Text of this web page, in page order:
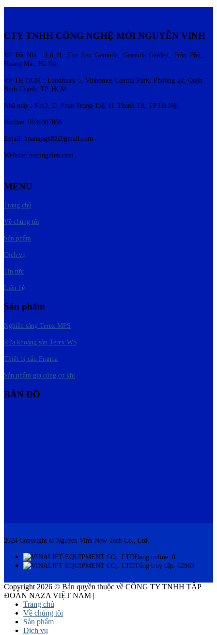
CTY TNHH CÔNG NGHỆ MỚI NGUYỄN VINH
VP Hà Nội : Lô H, The Zen Gamuda, Gamuda Garden, Trần Phú,
Hoàng Mai, Hà Nội
VP TP. HCM : Landmark 5, Vinhomes Central Park, Phường 22, Quận
Bình Thạnh, TP. HCM
Nhà máy : Km3, Đ. Phan Trọng Tuệ, H. Thanh Trì, TP Hà Nội
Hotline: 0936307866
Email: hoangngx82@gmail.com
Website: tramnghien.com
MENU
Trang chủ
Về chúng tôi
Sản phẩm
Dịch vụ
Tin tức
Liên hệ
Sản phẩm
Nghiền sàng Terex MPS
Rửa khoáng sản Terex WS
Thiết bị cẩu Franna
Sản phẩm gia công cơ khí
BẢN ĐỒ
2024 Copyright © Nguyen Vinh New Tech Co., Ltd.
Đang online: 0
Tổng truy cập: 62963
Copyright 2026 © Bản quyền thuộc về CÔNG TY TNHH TẬP
ĐOÀN NAZA VIỆT NAM |
Trang chủ
Về chúng tôi
Sản phẩm
Dịch vụ